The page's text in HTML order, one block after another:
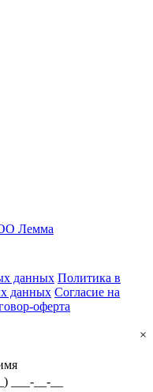
Лемма
данных Политика в
данных Согласие на
оферта
×
___-__-__